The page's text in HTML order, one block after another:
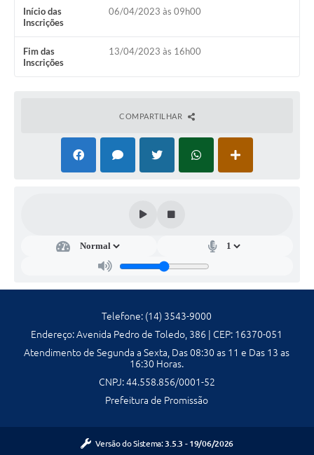
Diário Oficial
Agenda
Reforma Agrária
Galeria de Fotos
Telefones Úteis
Início das
Inscrições
06/04/2023 às 09h00
Fim das
Inscrições
13/04/2023 às 16h00
COMPARTILHAR
Telefone: (14) 3543-9000
Endereço: Avenida Pedro de Toledo, 386 | CEP: 16370-051
Atendimento de Segunda a Sexta, Das 08:30 as 11 e Das 13 as
16:30 Horas.
CNPJ: 44.558.856/0001-52
Prefeitura de Promissão
Versão do Sistema: 3.5.3 - 19/06/2026